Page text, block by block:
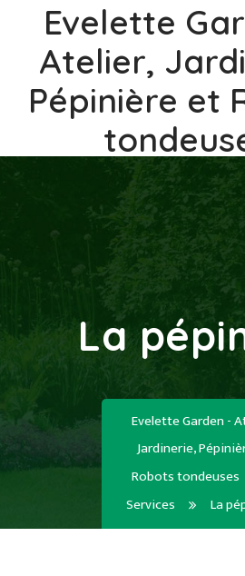
Evelette
Atelier,
Pépinière et
La
Evelette Garden -
Jardinerie,
Robots tondeuses
Services
La